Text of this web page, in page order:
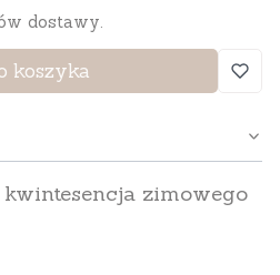
dostawy.
koszyka
kwintesencja zimowego